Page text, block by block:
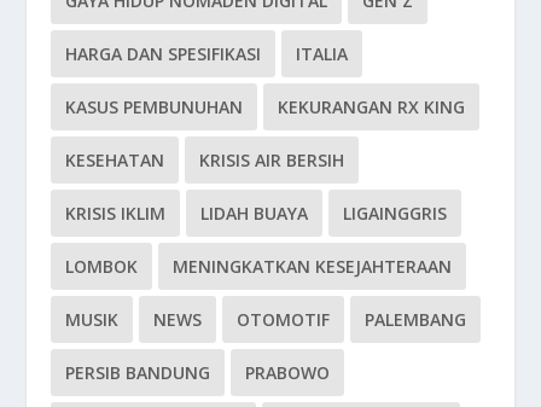
HARGA DAN SPESIFIKASI ITALIA
KASUS PEMBUNUHAN KEKURANGAN RX KING
KESEHATAN KRISIS AIR BERSIH
KRISIS IKLIM LIDAH BUAYA LIGAINGGRIS
LOMBOK MENINGKATKAN KESEJAHTERAAN
MUSIK NEWS OTOMOTIF PALEMBANG
PERSIB BANDUNG PRABOWO